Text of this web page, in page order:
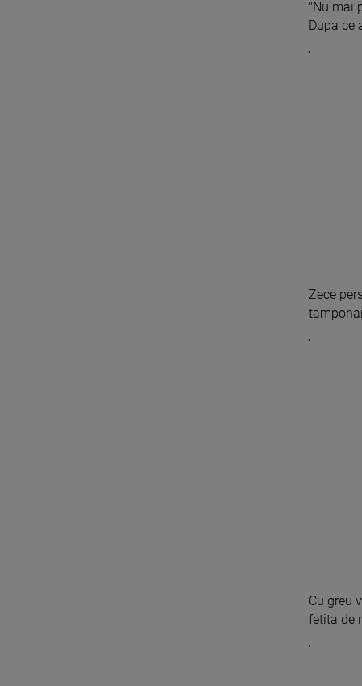
"Nu mai
Dupa ce
Zece
Cu greu
fetita de